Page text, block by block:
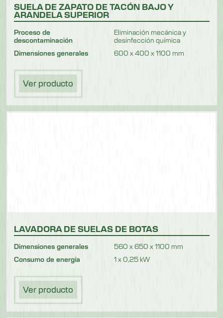
SUELA DE ZAPATO DE TACÓN BAJO Y
ARANDELA SUPERIOR
Proceso de
descontaminación
Eliminación mecánica y
desinfección química
Dimensiones generales
600 x 400 x 1100 mm
Ver producto
LAVADORA DE SUELAS DE BOTAS
Dimensiones generales
560 x 650 x 1100 mm
Consumo de energía
1 x 0,25 kW
Ver producto